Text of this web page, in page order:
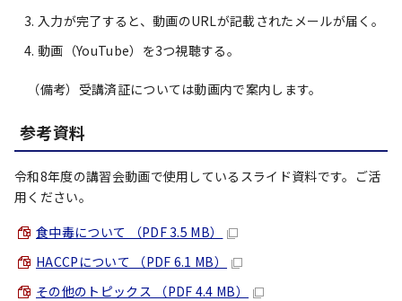
入力が完了すると、動画のURLが記載されたメールが届く。
動画（YouTube）を3つ視聴する。
（備考）受講済証については動画内で案内します。
参考資料
令和8年度の講習会動画で使用しているスライド資料です。ご活
用ください。
食中毒について （PDF 3.5 MB）
HACCPについて （PDF 6.1 MB）
その他のトピックス （PDF 4.4 MB）